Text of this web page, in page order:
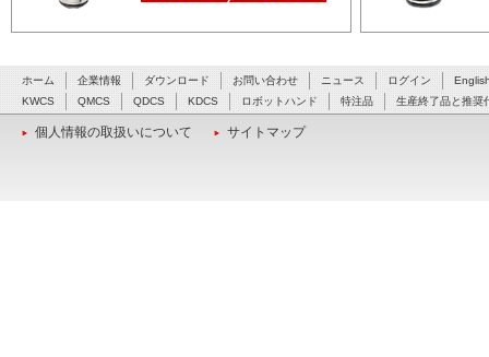
ホーム 企業情報 ダウンロード お問い合わせ ニュース ログイン
KWCS
QMCS QDCS KDCS ロボットハンド 特注品 生産終了品と推奨
個人情報の取扱いについて サイトマップ